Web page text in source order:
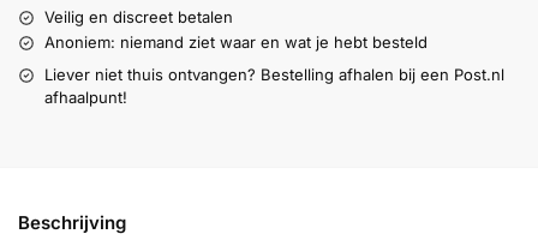
Veilig en discreet betalen
Anoniem: niemand ziet waar en wat je hebt besteld
Liever niet thuis ontvangen? Bestelling afhalen bij een Post.nl
afhaalpunt!
Beschrijving